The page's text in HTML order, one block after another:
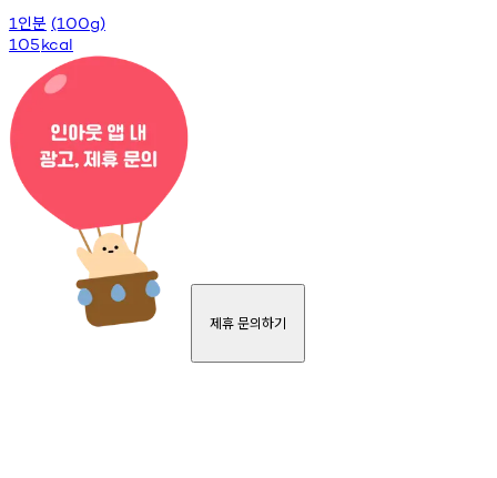
1 인분 (100g)
105kcal
제휴 문의하기